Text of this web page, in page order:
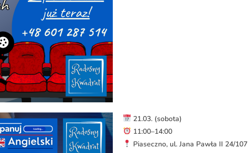
21.03. (sobota)
11:00–14:00
Piaseczno, ul. Jana Pawła II 24/107